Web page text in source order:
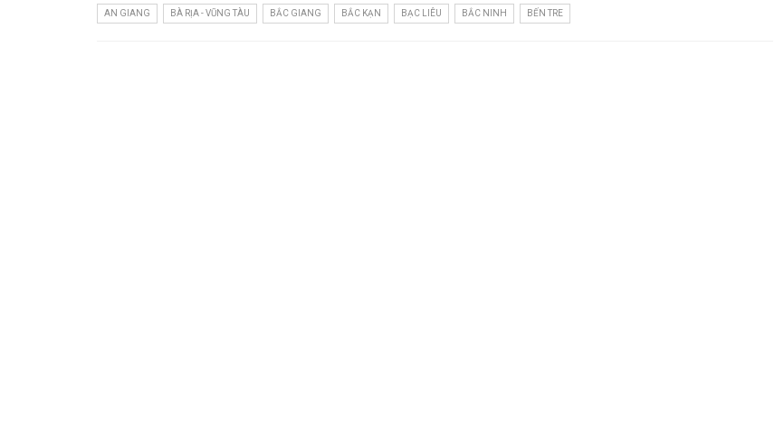
AN GIANG BÀ RỊA - VŨNG TÀU BẮC GIANG BẮC KẠN BẠC LIÊU BẮC NINH BẾN TRE